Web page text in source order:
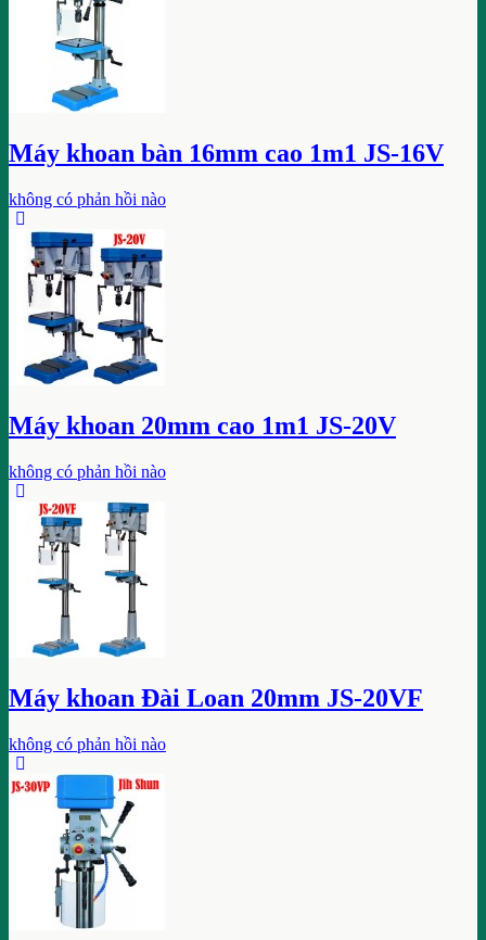
Máy khoan bàn 16mm cao 1m1 JS-16V
không có phản hồi nào
Máy khoan 20mm cao 1m1 JS-20V
không có phản hồi nào
Máy khoan Đài Loan 20mm JS-20VF
không có phản hồi nào